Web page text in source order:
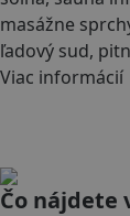
masážne
ľadový sud,
Viac informácií
Čo nájdete